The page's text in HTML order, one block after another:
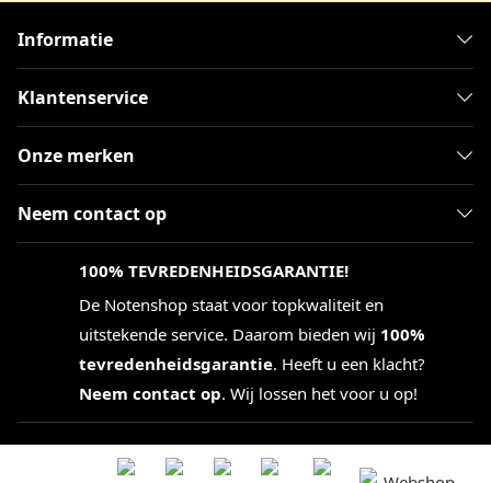
Informatie
Klantenservice
Onze merken
Neem contact op
100% TEVREDENHEIDSGARANTIE!
De Notenshop staat voor topkwaliteit en
uitstekende service. Daarom bieden wij 100%
tevredenheidsgarantie. Heeft u een klacht?
Neem contact op. Wij lossen het voor u op!